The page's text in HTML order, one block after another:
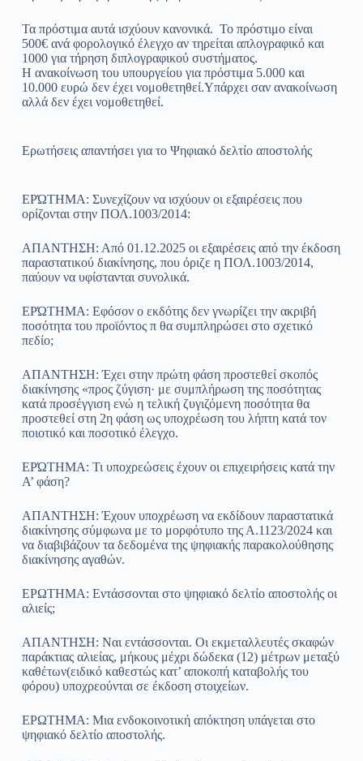
Τα πρόστιμα αυτά ισχύουν κανονικά. Το πρόστιμο είναι
500€ ανά φορολογικό έλεγχο αν τηρείται απλογραφικό και
1000 για τήρηση διπλογραφικού συστήματος.
Η ανακοίνωση του υπουργείου για πρόστιμα 5.000 και
10.000 ευρώ δεν έχει νομοθετηθεί.Υπάρχει σαν ανακοίνωση
αλλά δεν έχει νομοθετηθεί.
Ερωτήσεις απαντήσει για το Ψηφιακό δελτίο αποστολής
ΕΡΏΤΗΜΑ: Συνεχίζουν να ισχύουν οι εξαιρέσεις που
ορίζονται στην ΠΟΛ.1003/2014:
ΑΠΑΝΤΗΣΗ: Από 01.12.2025 οι εξαιρέσεις από την έκδοση
παραστατικού διακίνησης, που όριζε η ΠΟΛ.1003/2014,
παύουν να υφίστανται συνολικά.
ΕΡΏΤΗΜΑ: Εφόσον ο εκδότης δεν γνωρίζει την ακριβή
ποσότητα του προϊόντος π θα συμπληρώσει στο σχετικό
πεδίο;
ΑΠΑΝΤΗΣΗ: Έχει στην πρώτη φάση προστεθεί σκοπός
διακίνησης «προς ζύγιση· με συμπλήρωση της ποσότητας
κατά προσέγγιση ενώ η τελική ζυγιζόμενη ποσότητα θα
προστεθεί στη 2η φάση ως υποχρέωση του λήπτη κατά τον
ποιοτικό και ποσοτικό έλεγχο.
ΕΡΏΤΗΜΑ: Τι υποχρεώσεις έχουν οι επιχειρήσεις κατά την
Α’ φάση?
ΑΠΑΝΤΗΣΗ: Έχουν υποχρέωση να εκδίδουν παραστατικά
διακίνησης σύμφωνα με το μορφότυπο της Α.1123/2024 και
να διαβιβάζουν τα δεδομένα της ψηφιακής παρακολούθησης
διακίνησης αγαθών.
ΕΡΩΤΗΜΑ: Εντάσσονται στο ψηφιακό δελτίο αποστολής οι
αλιείς;
ΑΠΑΝΤΗΣΗ: Ναι εντάσσονται. Οι εκμεταλλευτές σκαφών
παράκτιας αλιείας, μήκους μέχρι δώδεκα (12) μέτρων μεταξύ
καθέτων(ειδικό καθεστώς κατ’ αποκοπή καταβολής του
φόρου) υποχρεούνται σε έκδοση στοιχείων.
ΕΡΩΤΗΜΑ: Μια ενδοκοινοτική απόκτηση υπάγεται στο
ψηφιακό δελτίο αποστολής.